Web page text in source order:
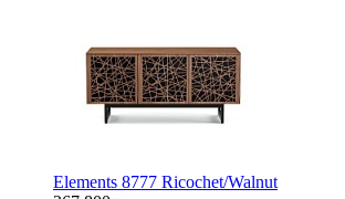
Elements 8777 Ricochet/Walnut